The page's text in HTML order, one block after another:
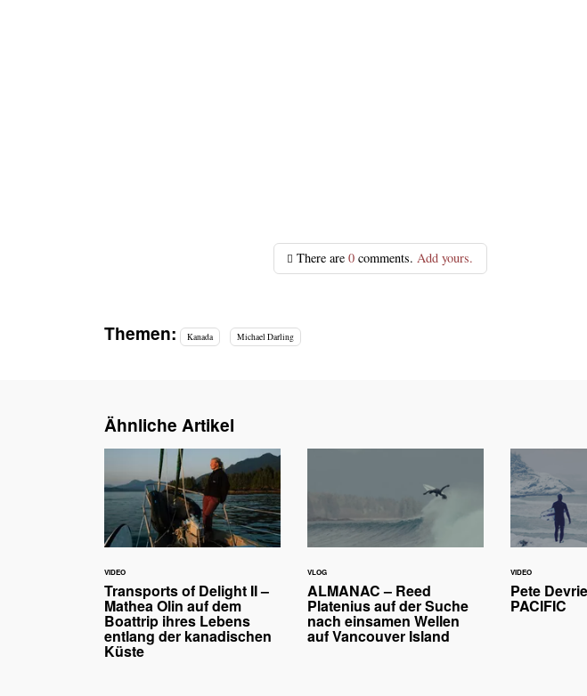
There are0 comments.Add yours.
Themen: Kanada Michael Darling
Ähnliche Artikel
VIDEO
Transports of Delight II –
Mathea Olin auf dem
Boattrip ihres Lebens
entlang der kanadischen
Küste
VLOG
ALMANAC – Reed
Platenius auf der Suche
nach einsamen Wellen
auf Vancouver Island
VIDEO
Pete
PACIFIC